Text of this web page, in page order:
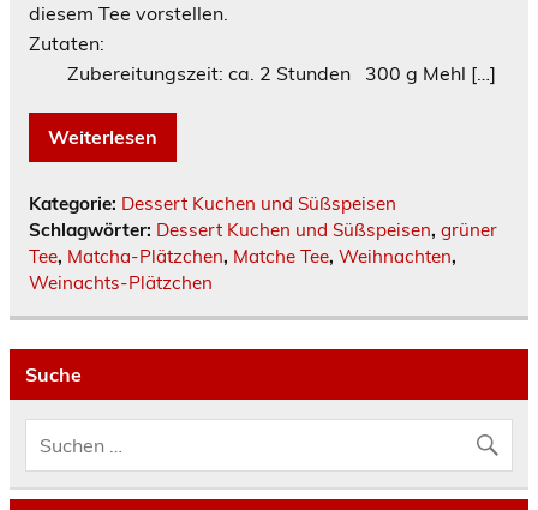
diesem Tee vorstellen.
Zutaten:
Zubereitungszeit: ca. 2 Stunden 300 g Mehl […]
Weiterlesen
Kategorie: Dessert Kuchen und Süßspeisen
Schlagwörter: Dessert Kuchen und Süßspeisen, grüner
Tee, Matcha-Plätzchen, Matche Tee, Weihnachten,
Weinachts-Plätzchen
Suche